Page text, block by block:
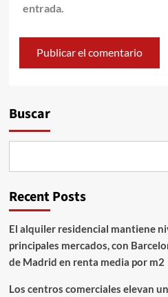
entrada.
Buscar
Recent Posts
El alquiler residencial mantiene
principales mercados, con
de Madrid en renta media por m2
Los centros comerciales elevan